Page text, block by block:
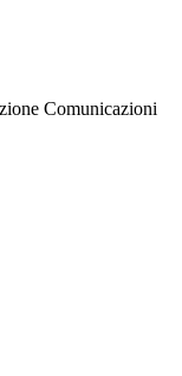
Comunicazioni